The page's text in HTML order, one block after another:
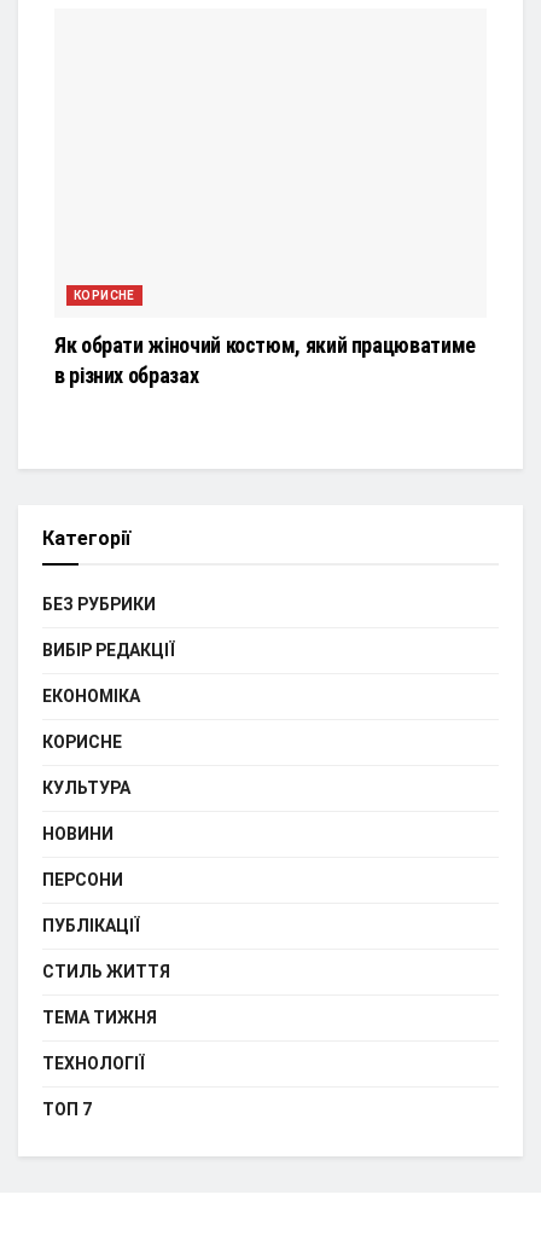
КОРИСНЕ
Як обрати жіночий костюм, який працюватиме
в різних образах
Категорії
БЕЗ РУБРИКИ
ВИБІР РЕДАКЦІЇ
ЕКОНОМІКА
КОРИСНЕ
КУЛЬТУРА
НОВИНИ
ПЕРСОНИ
ПУБЛІКАЦІЇ
СТИЛЬ ЖИТТЯ
ТЕМА ТИЖНЯ
ТЕХНОЛОГІЇ
ТОП 7